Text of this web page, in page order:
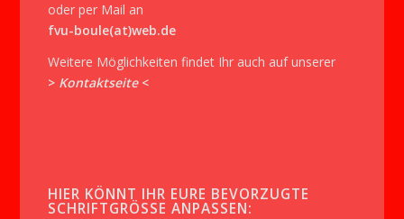
oder per Mail an
fvu-boule(at)web.de
Weitere Möglichkeiten findet Ihr auch auf unserer
> Kontaktseite <
HIER KÖNNT IHR EURE BEVORZUGTE
SCHRIFTGRÖSSE ANPASSEN: